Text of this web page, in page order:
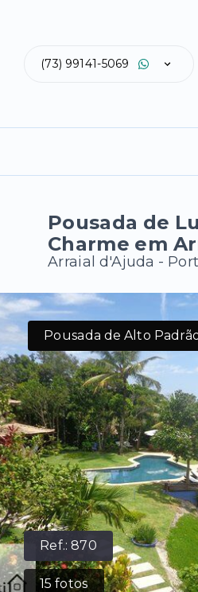
(73) 99141-5069
Pousada de
Charme em
Arraial d'Ajuda -
Ref.:870
15 fotos
Pousada de Alto